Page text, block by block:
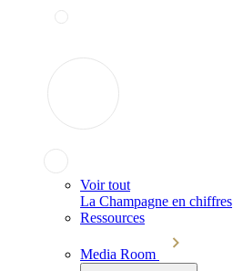
Voir tout
La Champagne en chiffres
Ressources
Media Room